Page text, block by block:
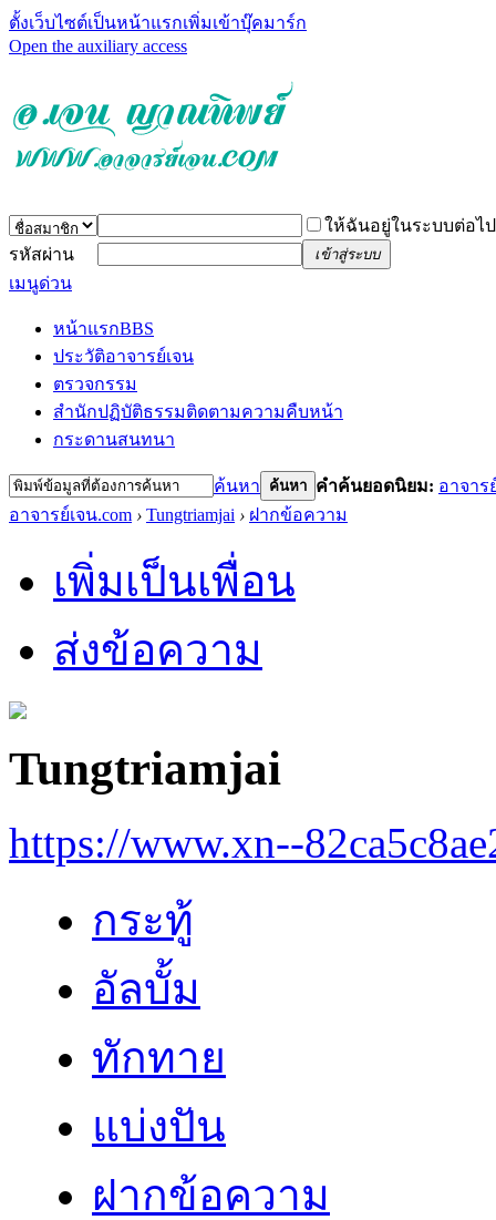
ตั้งเว็บไซต์เป็นหน้าแรกเพิ่มเข้าบุ๊คมาร์ก
Open the auxiliary access
ให้ฉันอยู่ในระบบต่อไป
รหัสผ่าน
เข้าสู่ระบบ
เมนูด่วน
หน้าแรกBBS
ประวัติอาจารย์เจน
ตรวจกรรม
สำนักปฏิบัติธรรมติดตามความคืบหน้า
กระดานสนทนา
ค้นหา ค้นหา คำค้นยอดนิยม: อาจาร
อาจารย์เจน.com › Tungtriamjai › ฝากข้อความ
เพิ่มเป็นเพื่อน
ส่งข้อความ
Tungtriamjai
https://www.xn--
กระทู้
อัลบั้ม
ทักทาย
แบ่งปัน
ฝากข้อความ